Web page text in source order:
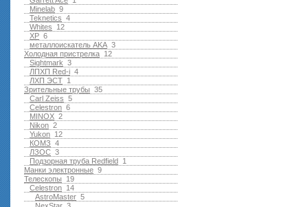
9
Minelab
4
Teknetics
12
Whites
6
XP
3
металлоискатель AKA
12
Холодная пристрелка
3
Sightmark
4
ЛПХП Red-i
1
ЛХП ЭСТ
35
Зрительные трубы
5
Carl Zeiss
6
Celestron
2
MINOX
2
Nikon
12
Yukon
4
КОМЗ
3
ЛЗОС
1
Подзорная труба Redfield
9
Манки электронные
19
Телескопы
14
Celestron
5
AstroMaster